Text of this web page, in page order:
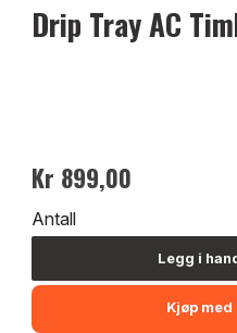
Drip Tray AC
Kr 899,00
Antall
Legg i
Kjøp med